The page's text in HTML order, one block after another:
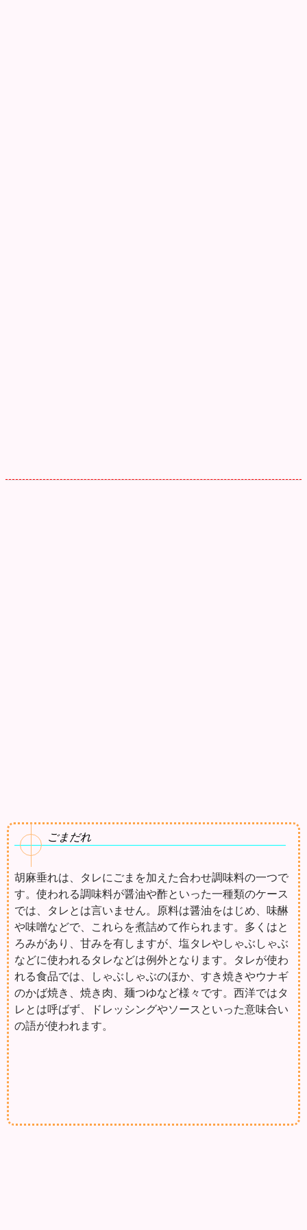
ごまだれ
胡麻垂れは、タレにごまを加えた合わせ調味料の一つで
す。使われる調味料が醤油や酢といった一種類のケース
では、タレとは言いません。原料は醤油をはじめ、味醂
や味噌などで、これらを煮詰めて作られます。多くはと
ろみがあり、甘みを有しますが、塩タレやしゃぶしゃぶ
などに使われるタレなどは例外となります。タレが使わ
れる食品では、しゃぶしゃぶのほか、すき焼きやウナギ
のかば焼き、焼き肉、麺つゆなど様々です。西洋ではタ
レとは呼ばず、ドレッシングやソースといった意味合い
の語が使われます。